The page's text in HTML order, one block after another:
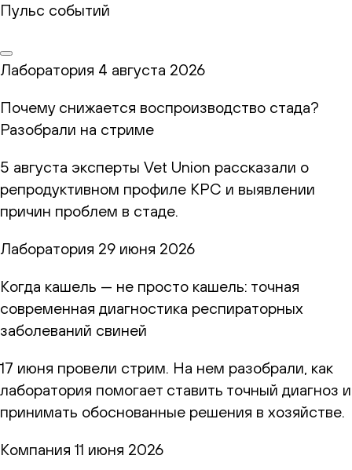
Пульс событий
Лаборатория 4 августа 2026
Почему снижается воспроизводство стада?
Разобрали на стриме
5 августа эксперты Vet Union рассказали о
репродуктивном профиле КРС и выявлении
причин проблем в стаде.
Лаборатория 29 июня 2026
Когда кашель — не просто кашель: точная
современная диагностика респираторных
заболеваний свиней
17 июня провели стрим. На нем разобрали, как
лаборатория помогает ставить точный диагноз и
принимать обоснованные решения в хозяйстве.
Компания 11 июня 2026